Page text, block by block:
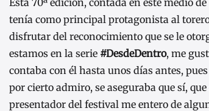
tenía como principal protagonista al
disfrutar del reconocimiento que se le
estamos en la serie #DesdeDentro, me
contaba con él hasta unos días antes,
por cierto admiro, se aseguraba que sí,
presentador del festival me entero de